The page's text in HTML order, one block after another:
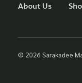
About Us
© 2026 Sarakadee